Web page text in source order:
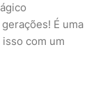
É uma
com um